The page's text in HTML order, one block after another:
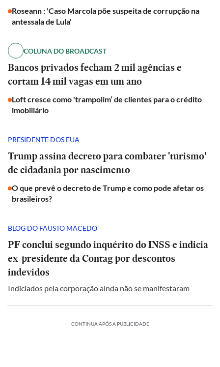
Roseann : 'Caso Marcola põe suspeita de corrupção na
antessala de Lula'
COLUNA DO BROADCAST
Bancos privados fecham 2 mil agências e
cortam 14 mil vagas em um ano
Loft cresce como 'trampolim’ de clientes para o crédito
imobiliário
PRESIDENTE DOS EUA
Trump assina decreto para combater 'turismo'
de cidadania por nascimento
O que prevê o decreto de Trump e como pode afetar os
brasileiros?
BLOG DO FAUSTO MACEDO
PF conclui segundo inquérito do INSS e indicia
ex-presidente da Contag por descontos
indevidos
Indiciados pela corporação ainda não se manifestaram
CONTINUA APÓS A PUBLICIDADE